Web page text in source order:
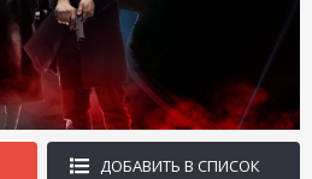
ДОБАВИТЬ В СПИСОК